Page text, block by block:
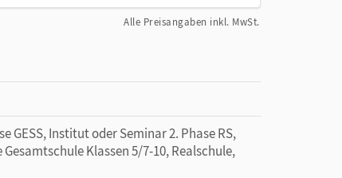
Alle Preisangaben inkl. MwSt.
GESS, Institut oder Seminar 2. Phase RS,
Klassen 5/7-10, Realschule,